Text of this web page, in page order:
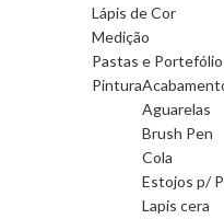
Lápis de Cor
Medição
Pastas e
Pintura
Aguarelas
Brush Pen
Cola
Estojos p/
Lapis cera